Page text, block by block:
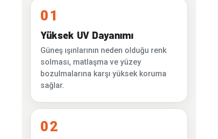
01
Yüksek UV Dayanımı
Güneş ışınlarının neden olduğu renk
solması, matlaşma ve yüzey
bozulmalarına karşı yüksek koruma
sağlar.
02